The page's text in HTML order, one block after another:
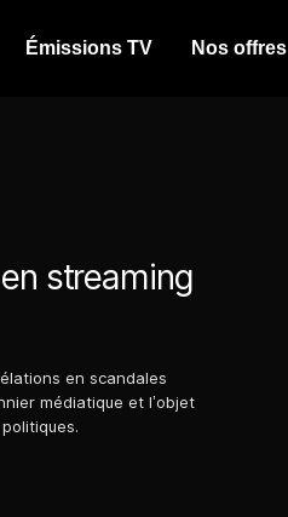
Émissions TV Nos offres
en streaming
en scandales
médiatique et l’objet